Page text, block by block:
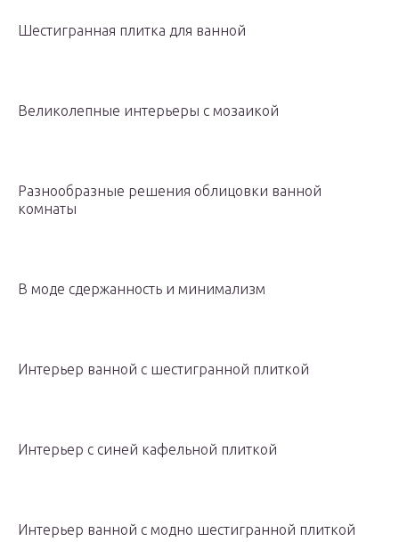
Шестигранная плитка для ванной
Великолепные интерьеры с мозаикой
Разнообразные решения облицовки ванной
комнаты
В моде сдержанность и минимализм
Интерьер ванной с шестигранной плиткой
Интерьер с синей кафельной плиткой
Интерьер ванной с модно шестигранной плиткой